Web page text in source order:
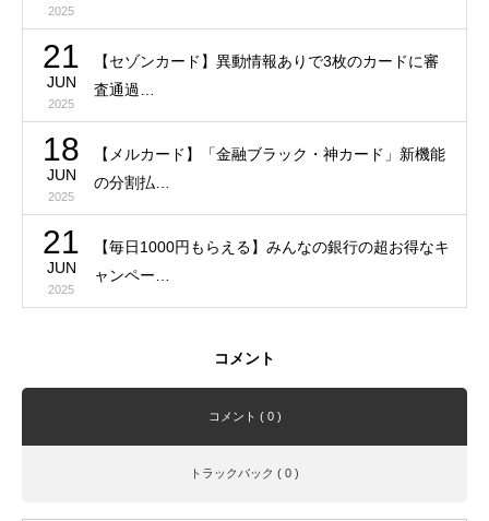
2025
21
JUN
2025
【セゾンカード】異動情報ありで3枚のカードに審
査通過…
18
JUN
2025
【メルカード】「金融ブラック・神カード」新機能
の分割払…
21
JUN
2025
【毎日1000円もらえる】みんなの銀行の超お得なキ
ャンペー…
コメント
コメント ( 0 )
トラックバック ( 0 )